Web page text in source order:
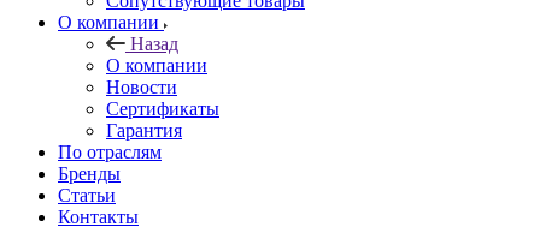
О компании
Назад
О компании
Новости
Сертификаты
Гарантия
По отраслям
Бренды
Статьи
Контакты